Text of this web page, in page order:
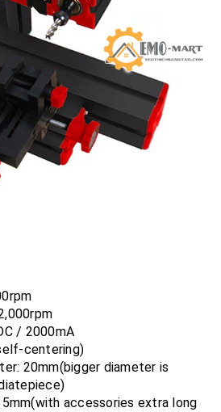
/ 2000mA
centering)
20mm(bigger diameter is
accessories extra long